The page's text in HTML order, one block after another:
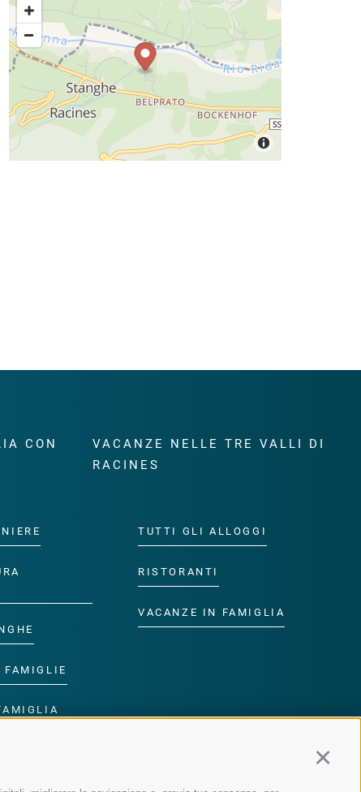
CON
FAMIGLIE
VACANZE NELLE TRE VALLI DI
RACINES
TUTTI GLI ALLOGGI
RISTORANTI
VACANZE IN FAMIGLIA